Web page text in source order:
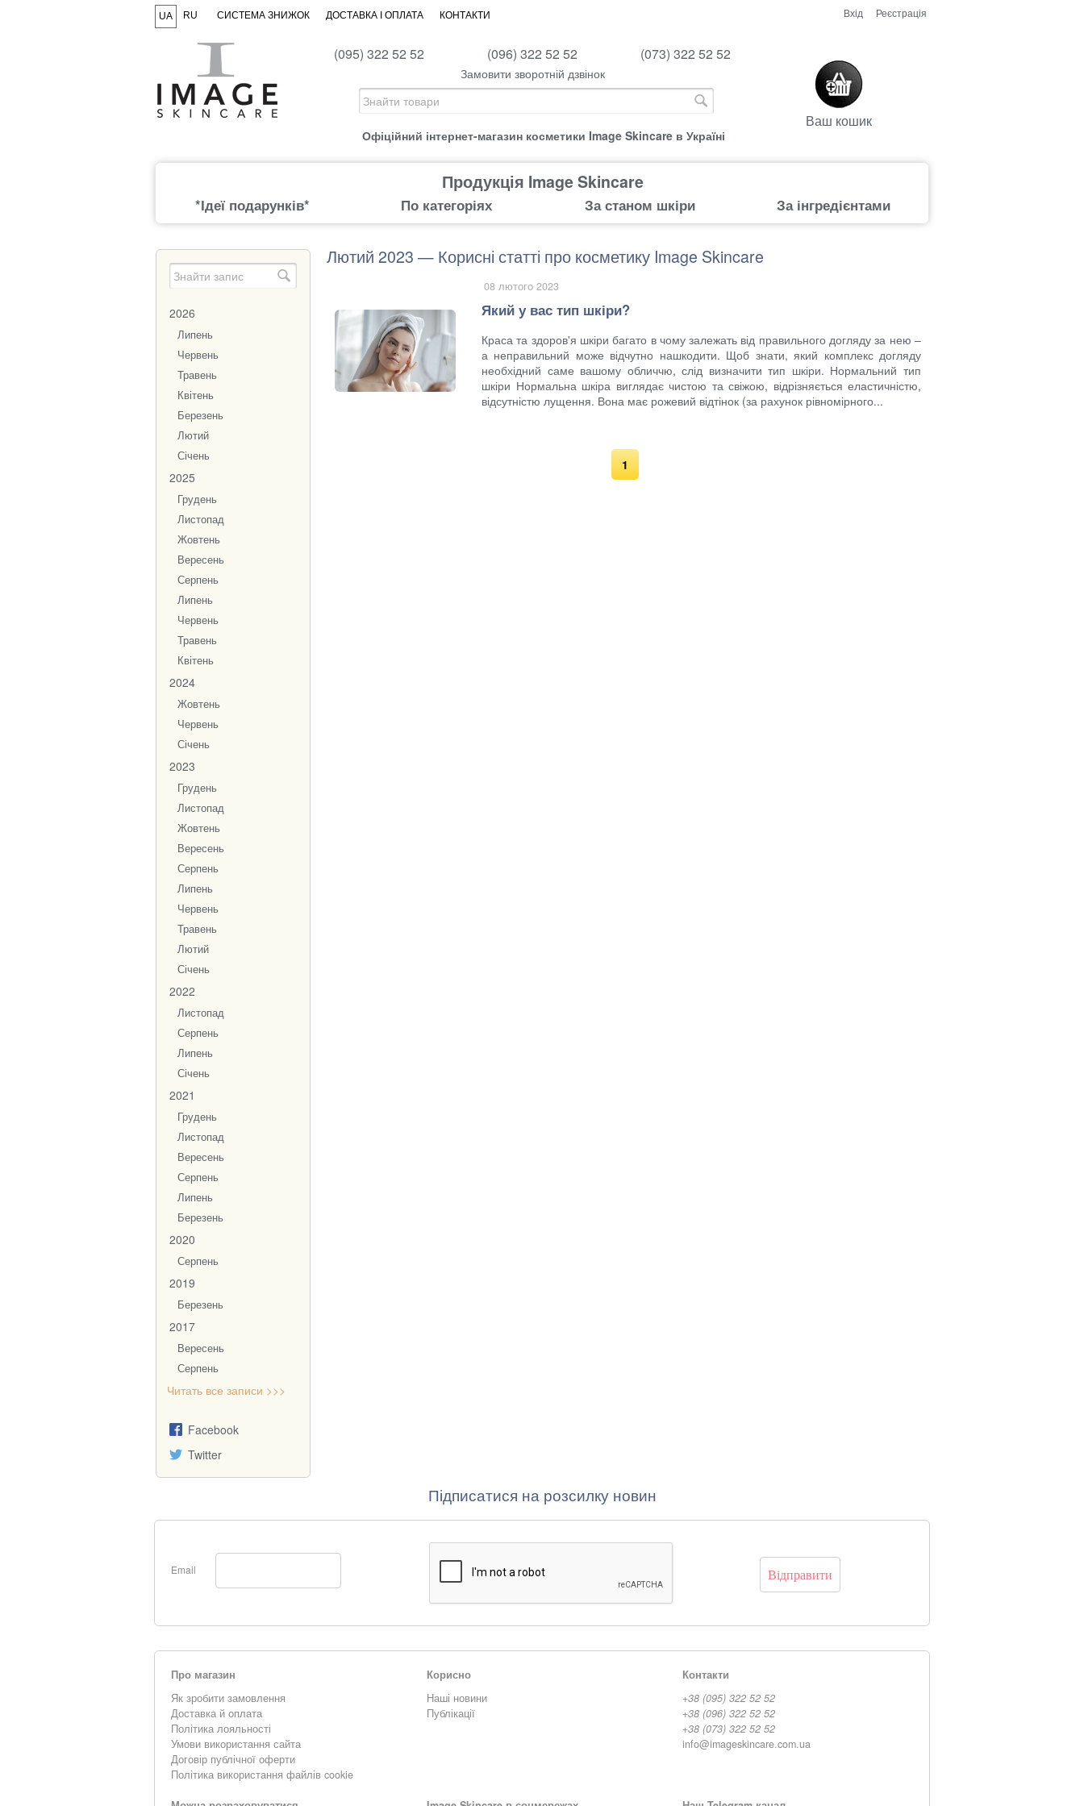
UA RU СИСТЕМА ЗНИЖОК ДОСТАВКА І ОПЛАТА КОНТАКТИ Вхід Реєстрація
Офіційний інтернет-магазин косметики Image Skincare в Україні
(095) 322 52 52 (096) 322 52 52 (073) 322 52 52
Замовити зворотній дзвінок
Ваш кошик
Продукція Image Skincare
*Ідеї подарунків* По категоріях За станом шкіри За інгредієнтами
2026
Липень
Червень
Травень
Квітень
Березень
Лютий
Січень
2025
Грудень
Листопад
Жовтень
Вересень
Серпень
Липень
Червень
Травень
Квітень
2024
Жовтень
Червень
Січень
2023
Грудень
Листопад
Жовтень
Вересень
Серпень
Липень
Червень
Травень
Лютий
Січень
2022
Листопад
Серпень
Липень
Січень
2021
Грудень
Листопад
Вересень
Серпень
Липень
Березень
2020
Серпень
2019
Березень
2017
Вересень
Серпень
Читать все записи >>>
Facebook
Twitter
Лютий 2023 — Корисні статті про косметику Image Skincare
08 лютого 2023
Який у вас тип шкіри?
Краса та здоров'я шкіри багато в чому залежать від правильного догляду за нею –
а неправильний може відчутно нашкодити. Щоб знати, який комплекс догляду
необхідний саме вашому обличчю, слід визначити тип шкіри. Нормальний тип
шкіри Нормальна шкіра виглядає чистою та свіжою, відрізняється еластичністю,
відсутністю лущення. Вона має рожевий відтінок (за рахунок рівномірного...
1
Підписатися на розсилку новин
Email
Про магазин
Як зробити замовлення
Доставка й оплата
Політика лояльності
Умови використання сайта
Договір публічної оферти
Політика використання файлів cookie
Корисно
Наші новини
Публікації
Контакти
+38 (095) 322 52 52
+38 (096) 322 52 52
+38 (073) 322 52 52
info@imageskincare.com.ua